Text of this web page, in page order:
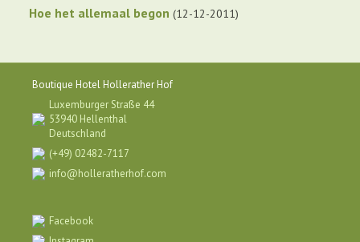
Hoe het allemaal begon 12-12-2011
Boutique Hotel Hollerather Hof
Luxemburger Straße 44
53940 Hellenthal
Deutschland
(+49) 02482-7117
info@holleratherhof.com
Facebook